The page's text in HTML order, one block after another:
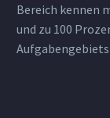
Bereich kennen
und zu 100